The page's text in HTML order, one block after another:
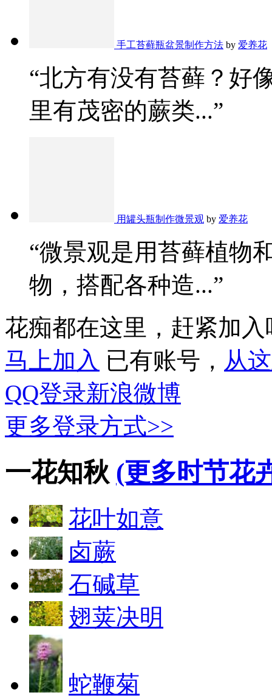
手工苔藓瓶盆景制作方法 by 爱养花
“北方有没有苔藓？好
里有茂密的蕨类...”
用罐头瓶制作微景观 by 爱养花
“微景观是用苔藓植物
物，搭配各种造...”
花痴都在这里，赶紧加入
马上加入 已有账号， 从
QQ登录新浪微博
更多登录方式>>
一花知秋 (更多时节花
花叶如意
卤蕨
石碱草
翅荚决明
蛇鞭菊